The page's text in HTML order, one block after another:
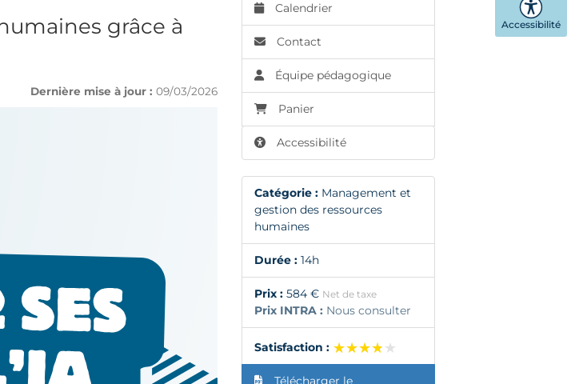
grâce à
Dernière mise à jour : 09/03/2026
Calendrier
Contact
Équipe pédagogique
Panier
Accessibilité
Catégorie : Management et
gestion des ressources
humaines
Durée :14h
Prix : 584 € Net de taxe
Prix INTRA : Nous consulter
Satisfaction : ★★★★★
★★★★★
Télécharger le
Accessibilité